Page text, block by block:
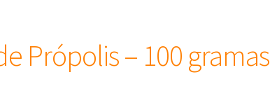
Própolis – 100 gramas